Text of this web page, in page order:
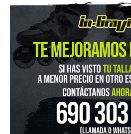
IN-GRAVITY MADRID RETIRO
Pza. Mariano de Cavia, 2
Tel.:
915 524 553
in-gravity@in-gravity.com
Lunes a Viernes de 12:00 - 20:30
Sabado De 10:00 - 20:30
Domingo 10:00-15:00